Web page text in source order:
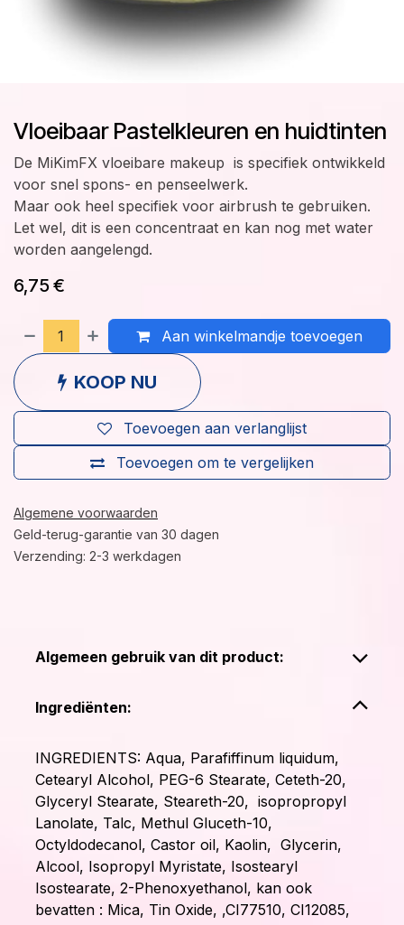
Vloeibaar Pastelkleuren en huidtinten
De MiKimFX vloeibare makeup is specifiek ontwikkeld
voor snel spons- en penseelwerk.
Maar ook heel specifiek voor airbrush te gebruiken.
Let wel, dit is een concentraat en kan nog met water
worden aangelengd.
6,75€
Aan winkelmandje toevoegen
KOOP NU
Toevoegen om te vergelijken
Toevoegen aan verlanglijst
Algemene voorwaarden
Geld-terug-garantie van 30 dagen
Verzending: 2-3 werkdagen
Algemeen gebruik van dit product:
Ingrediënten:
INGREDIENTS: Aqua, Parafiffinum liquidum,
Cetearyl Alcohol, PEG-6 Stearate, Ceteth-20,
Glyceryl Stearate, Steareth-20, isopropropyl
Lanolate, Talc, Methul Gluceth-10,
Octyldodecanol, Castor oil, Kaolin, Glycerin,
Alcool, Isopropyl Myristate, Isostearyl
Isostearate, 2-Phenoxyethanol, kan ook
bevatten : Mica, Tin Oxide, ,CI77510, CI12085,